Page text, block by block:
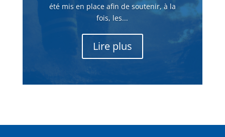
été mis en place afin de soutenir, à la
fois, les...
Lire plus